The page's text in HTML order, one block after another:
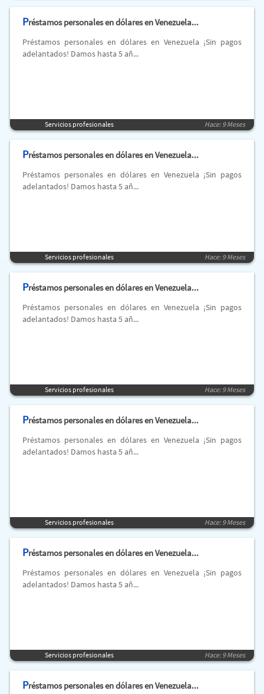
Préstamos personales en dólares en Venezuela...
Préstamos personales en dólares en Venezuela ¡Sin pagos
adelantados! Damos hasta 5 añ...
Servicios profesionales Hace: 9 Meses
Préstamos personales en dólares en Venezuela...
Préstamos personales en dólares en Venezuela ¡Sin pagos
adelantados! Damos hasta 5 añ...
Servicios profesionales Hace: 9 Meses
Préstamos personales en dólares en Venezuela...
Préstamos personales en dólares en Venezuela ¡Sin pagos
adelantados! Damos hasta 5 añ...
Servicios profesionales Hace: 9 Meses
Préstamos personales en dólares en Venezuela...
Préstamos personales en dólares en Venezuela ¡Sin pagos
adelantados! Damos hasta 5 añ...
Servicios profesionales Hace: 9 Meses
Préstamos personales en dólares en Venezuela...
Préstamos personales en dólares en Venezuela ¡Sin pagos
adelantados! Damos hasta 5 añ...
Servicios profesionales Hace: 9 Meses
Préstamos personales en dólares en Venezuela...